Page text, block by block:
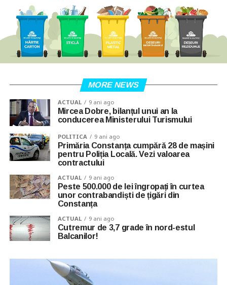
MORE NEWS
ACTUAL 9 ani ago
Mircea Dobre, bilanțul unui an la
conducerea Ministerului Turismului
POLITICA 9 ani ago
Primăria Constanța cumpără 28 de mașini
pentru Poliția Locală. Vezi valoarea
contractului
ACTUAL 9 ani ago
Peste 500.000 de lei îngropați în curtea
unor contrabandiști de țigări din
Constanța
ACTUAL 9 ani ago
Cutremur de 3,7 grade în nord-estul
Balcanilor!